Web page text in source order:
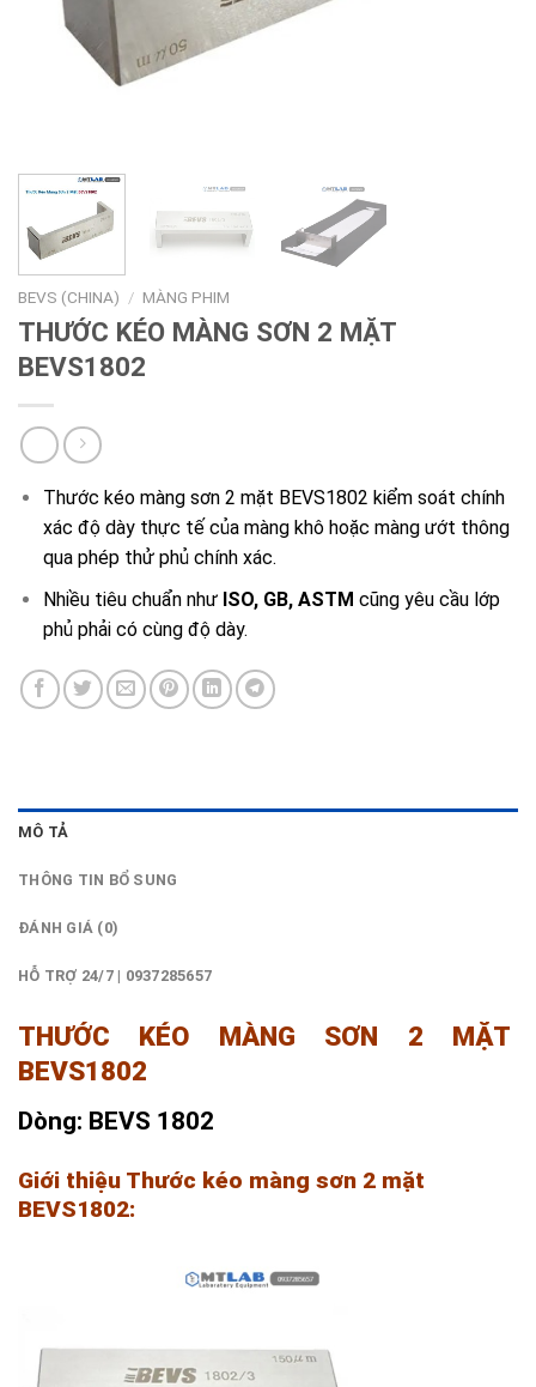
BEVS (CHINA) / MÀNG PHIM
THƯỚC KÉO MÀNG SƠN 2 MẶT
BEVS1802
Thước kéo màng sơn 2 mặt BEVS1802 kiểm soát chính
xác độ dày thực tế của màng khô hoặc màng ướt thông
qua phép thử phủ chính xác.
Nhiều tiêu chuẩn như ISO, GB, ASTM cũng yêu cầu lớp
phủ phải có cùng độ dày.
MÔ TẢ
THÔNG TIN BỔ SUNG
ĐÁNH GIÁ (0)
HỖ TRỢ 24/7 | 0937285657
THƯỚC KÉO MÀNG SƠN 2 MẶT
BEVS1802
Dòng: BEVS 1802
Giới thiệu Thước kéo màng sơn 2 mặt
BEVS1802: